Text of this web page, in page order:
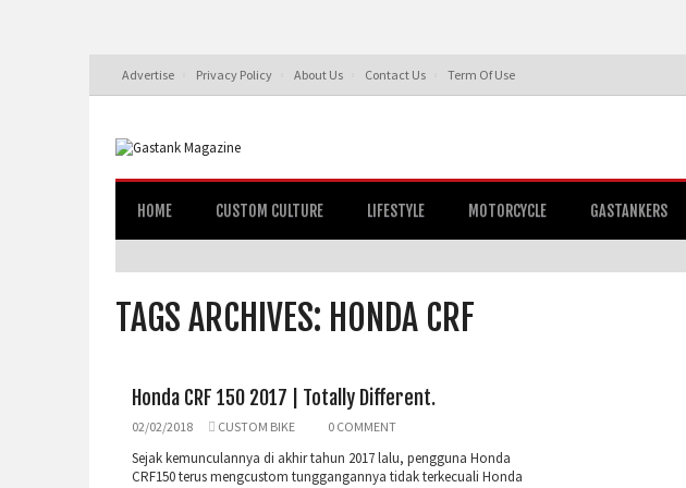
Advertise Privacy Policy About Us Contact Us Term Of Use
HOME CUSTOM CULTURE LIFESTYLE MOTORCYCLE GASTANKERS
TAGS ARCHIVES: HONDA CRF
Honda CRF 150 2017 | Totally Different.
02/02/2018 CUSTOM BIKE 0 COMMENT
Sejak kemunculannya di akhir tahun 2017 lalu, pengguna Honda
CRF150 terus mengcustom tunggangannya tidak terkecuali Honda